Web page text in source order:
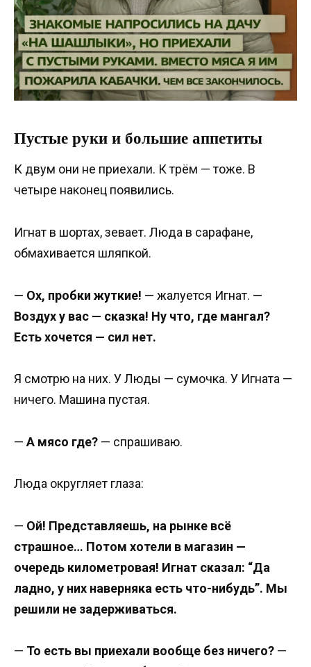
Пустые руки и большие аппетиты
К двум они не приехали. К трём — тоже. В
четыре наконец появились.
Игнат в шортах, зевает. Люда в сарафане,
обмахивается шляпкой.
— Ох, пробки жуткие! — жалуется Игнат. —
Воздух у вас — сказка! Ну что, где мангал?
Есть хочется — сил нет.
Я смотрю на них. У Люды — сумочка. У Игната —
ничего. Машина пустая.
— А мясо где? — спрашиваю.
Люда округляет глаза:
— Ой! Представляешь, на рынке всё
страшное… Потом хотели в магазин —
очередь километровая! Игнат сказал: “Да
ладно, у них наверняка есть что-нибудь”. Мы
решили не задерживаться.
— То есть вы приехали вообще без ничего? —